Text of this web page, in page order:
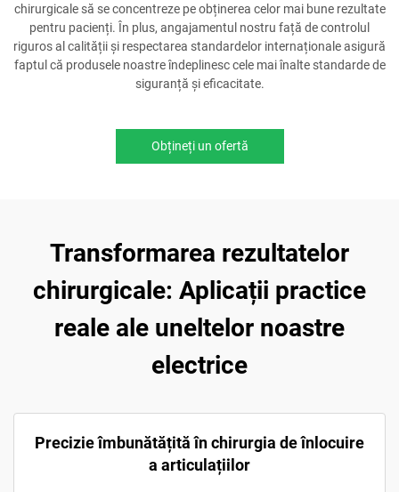
chirurgicale să se concentreze pe obținerea celor mai bune rezultate
pentru pacienți. În plus, angajamentul nostru față de controlul
riguros al calității și respectarea standardelor internaționale asigură
faptul că produsele noastre îndeplinesc cele mai înalte standarde de
siguranță și eficacitate.
Obțineți un ofertă
Transformarea rezultatelor
chirurgicale: Aplicații practice
reale ale uneltelor noastre
electrice
Precizie îmbunătățită în chirurgia de înlocuire
a articulațiilor